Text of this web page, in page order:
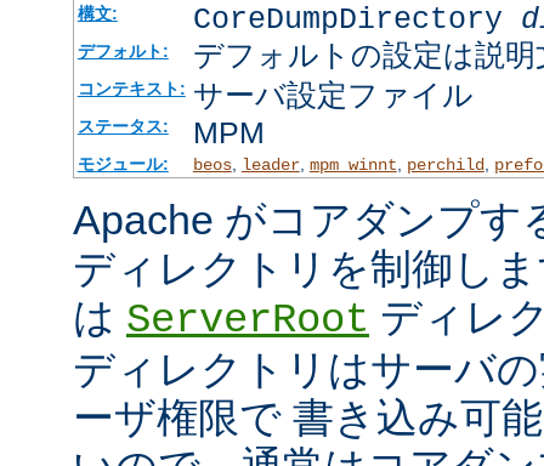
構文: CoreDumpDirectory
デフォルト: デフォルトの設定は説
コンテキスト: サーバ設定ファイル
ステータス: MPM
モジュール: beos, leader, mpm_winnt perchild,
Apache がコアダンプす
ディレクトリを制御し
は ServerRoot ディレ
ディレクトリはサーバ
ーザ権限で 書き込み可